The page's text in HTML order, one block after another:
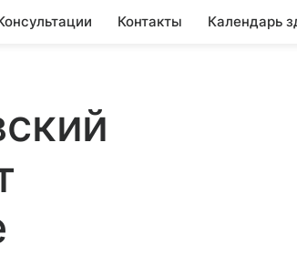
Контакты Календарь